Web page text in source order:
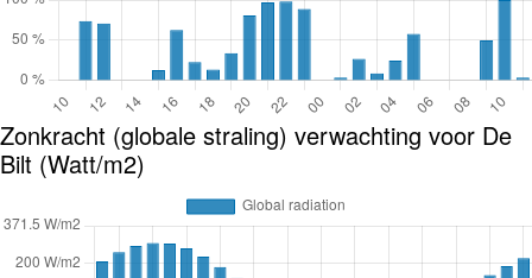
Zonkracht (globale straling) verwachting voor De
Bilt (Watt/m2)